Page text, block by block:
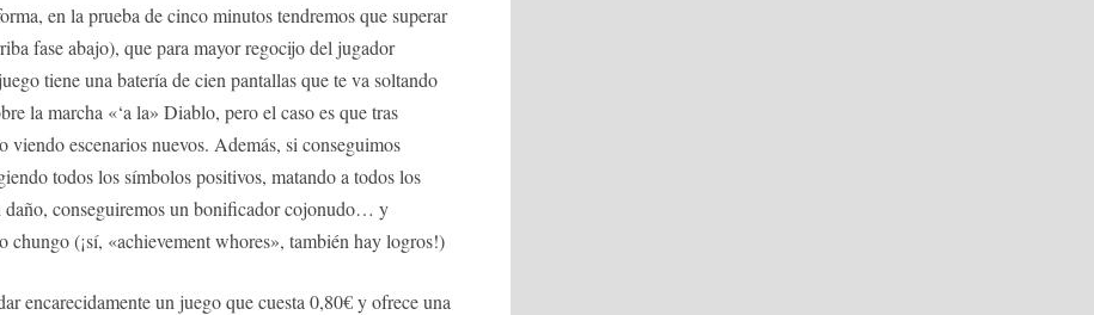
en la prueba de cinco minutos tendremos que superar
fase abajo), que para mayor regocijo del jugador
tiene una batería de cien pantallas que te va soltando
la marcha «‘a la» Diablo, pero el caso es que tras
viendo escenarios nuevos. Además, si conseguimos
todos los símbolos positivos, matando a todos los
conseguiremos un bonificador cojonudo… y
chungo (¡sí, «achievement whores», también hay logros!)
encarecidamente un juego que cuesta 0,80€ y ofrece una